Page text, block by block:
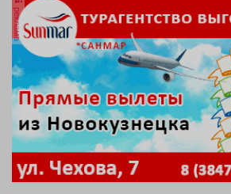
реклама